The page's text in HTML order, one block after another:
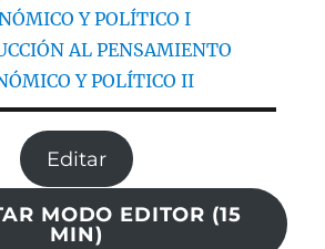
Y POLÍTICO I
AL PENSAMIENTO
Y POLÍTICO II
Editar
MODO EDITOR (15
MIN)